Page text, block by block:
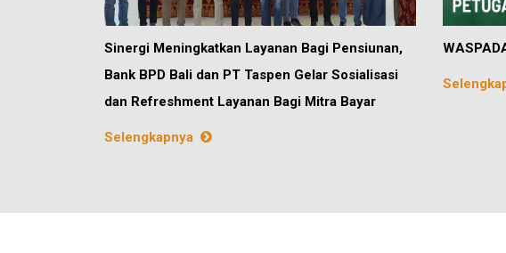
Sinergi Meningkatkan Layanan Bagi Pensiunan,
Bank BPD Bali dan PT Taspen Gelar Sosialisasi
dan Refreshment Layanan Bagi Mitra Bayar
Selengkapnya